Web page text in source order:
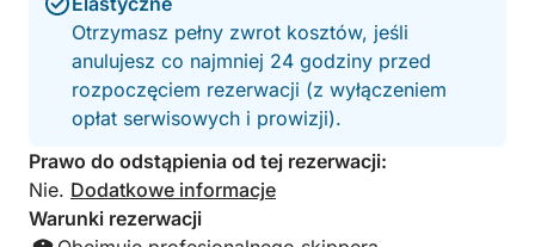
całkowicie bezstresową podróż.
Idealna wycieczka dla par, rodzin lub małych grup,
które chcą poznać Wybrzeże Amalfi od strony
morza w prosty, relaksujący i autentyczny sposób.
Paliwo nie jest wliczone w cenę.
Otrzymasz pełny zwrot kosztów, jeśli
anulujesz co najmniej 24 godziny przed
rozpoczęciem rezerwacji (z wyłączeniem
opłat serwisowych i prowizji).
Prawo do odstąpienia od tej rezerwacji:
Nie. Dodatkowe informacje
Warunki rezerwacji